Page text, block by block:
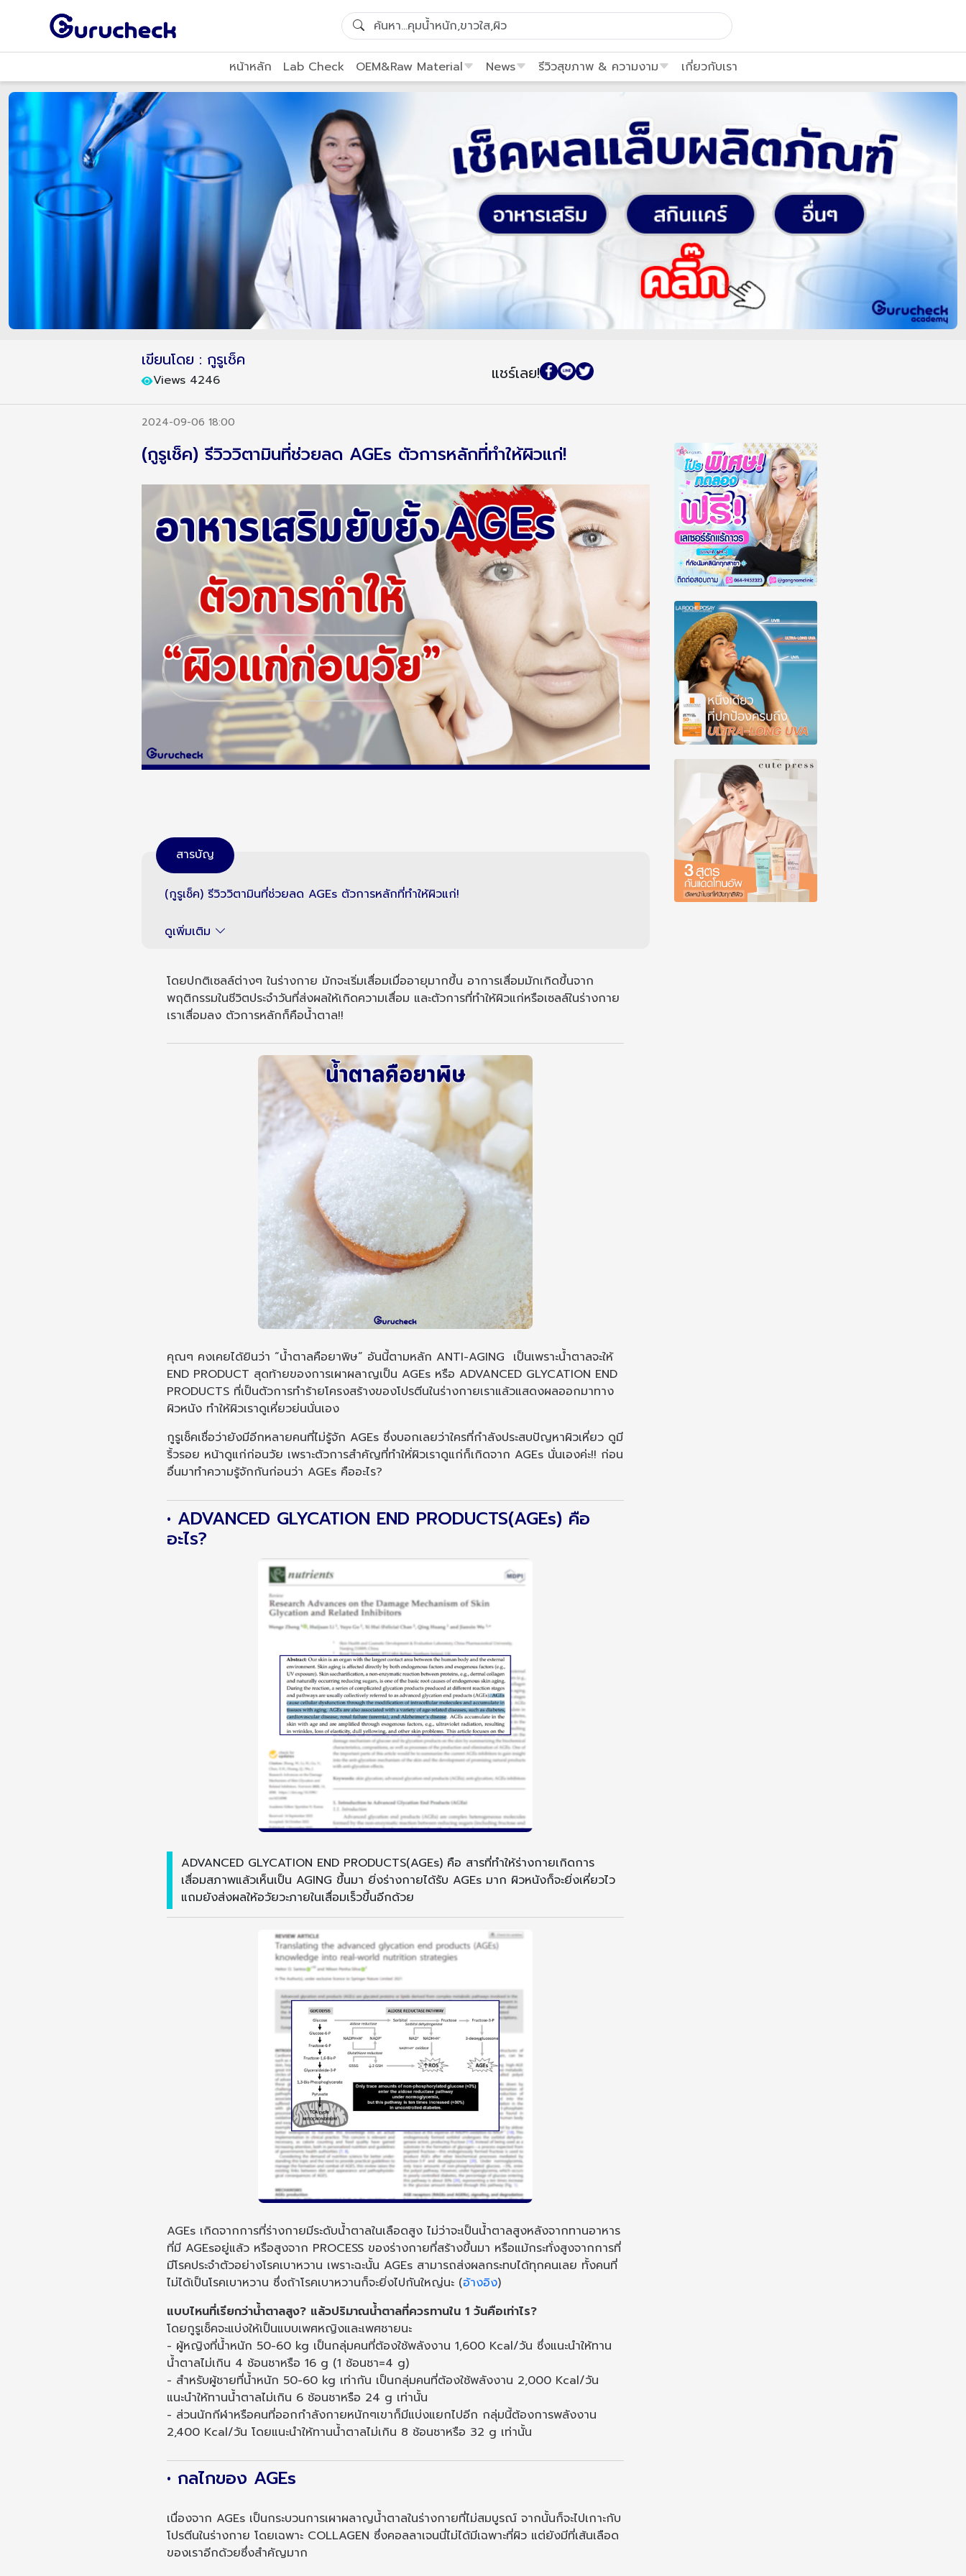
หน้าหลัก Lab Check OEM&Raw Material News รีวิวสุขภาพ & ความงาม เกี่ยวกับเรา
เขียนโดย : กูรูเช็ค
Views 4246 แชร์เลย!
2024-09-06 18:00
(กูรูเช็ค) รีวิววิตามินที่ช่วยลด AGEs ตัวการหลักที่ทำให้ผิวแก่!
สารบัญ
(กูรูเช็ค) รีวิววิตามินที่ช่วยลด AGEs ตัวการหลักที่ทำให้ผิวแก่!
ดูเพิ่มเติม
โดยปกติเซลล์ต่างๆ ในร่างกาย มักจะเริ่มเสื่อมเมื่ออายุมากขึ้น อาการเสื่อมมักเกิดขึ้นจาก
พฤติกรรมในชีวิตประจำวันที่ส่งผลให้เกิดความเสื่อม และตัวการที่ทำให้ผิวแก่หรือเซลล์ในร่างกาย
เราเสื่อมลง ตัวการหลักก็คือน้ำตาล!!
คุณๆ คงเคยได้ยินว่า “น้ำตาลคือยาพิษ” อันนี้ตามหลัก ANTI-AGING เป็นเพราะน้ำตาลจะให้
END PRODUCT สุดท้ายของการเผาผลาญเป็น AGEs หรือ ADVANCED GLYCATION END
PRODUCTS ที่เป็นตัวการทำร้ายโครงสร้างของโปรตีนในร่างกายเราแล้วแสดงผลออกมาทาง
ผิวหนัง ทำให้ผิวเราดูเหี่ยวย่นนั่นเอง
กูรูเช็คเชื่อว่ายังมีอีกหลายคนที่ไม่รู้จัก AGEs ซึ่งบอกเลยว่าใครที่กำลังประสบปัญหาผิวเหี่ยว ดูมี
ริ้วรอย หน้าดูแก่ก่อนวัย เพราะตัวการสำคัญที่ทำให้่ผิวเราดูแก่ก็เกิดจาก AGEs นั่นเองค่ะ!! ก่อน
อื่นมาทำความรู้จักกันก่อนว่า AGEs คืออะไร?
• ADVANCED GLYCATION END PRODUCTS(AGEs) คือ
อะไร?
ADVANCED GLYCATION END PRODUCTS(AGEs) คือ สารที่ทำให้ร่างกายเกิดการ
เสื่อมสภาพแล้วเห็นเป็น AGING ขึ้นมา ยิ่งร่างกายได้รับ AGEs มาก ผิวหนังก็จะยิ่งเหี่ยวไว
แถมยังส่งผลให้อวัยวะภายในเสื่อมเร็วขึ้นอีกด้วย
AGEs เกิดจากการที่ร่างกายมีระดับน้ำตาลในเลือดสูง ไม่ว่าจะเป็นน้ำตาลสูงหลังจากทานอาหาร
ที่มี AGEsอยู่แล้ว หรือสูงจาก PROCESS ของร่างกายที่สร้างขึ้นมา หรือแม้กระทั่งสูงจากการที่
มีโรคประจำตัวอย่างโรคเบาหวาน เพราะฉะนั้น AGEs สามารถส่งผลกระทบได้ทุกคนเลย ทั้งคนที่
ไม่ได้เป็นโรคเบาหวาน ซึ่งถ้าโรคเบาหวานก็จะยิ่งไปกันใหญ่นะ (อ้างอิง)
แบบไหนที่เรียกว่าน้ำตาลสูง? แล้วปริมาณน้ำตาลที่ควรทานใน 1 วันคือเท่าไร?
โดยกูรูเช็คจะแบ่งให้เป็นแบบเพศหญิงและเพศชายนะ
- ผู้หญิงที่น้ำหนัก 50-60 kg เป็นกลุ่มคนที่ต้องใช้พลังงาน 1,600 Kcal/วัน ซึ่งแนะนำให้ทาน
น้ำตาลไม่เกิน 4 ช้อนชาหรือ 16 g (1 ช้อนชา=4 g)
- สำหรับผู้ชายที่น้ำหนัก 50-60 kg เท่ากัน เป็นกลุ่มคนที่ต้องใช้พลังงาน 2,000 Kcal/วัน
แนะนำให้ทานน้ำตาลไม่เกิน 6 ช้อนชาหรือ 24 g เท่านั้น
- ส่วนนักกีฬาหรือคนที่ออกกำลังกายหนักๆเขาก็มีแบ่งแยกไปอีก กลุ่มนี้ต้องการพลังงาน
2,400 Kcal/วัน โดยแนะนำให้ทานน้ำตาลไม่เกิน 8 ช้อนชาหรือ 32 g เท่านั้น
• กลไกของ AGEs
เนื่องจาก AGEs เป็นกระบวนการเผาผลาญน้ำตาลในร่างกายที่ไม่สมบูรณ์ จากนั้นก็จะไปเกาะกับ
โปรตีนในร่างกาย โดยเฉพาะ COLLAGEN ซึ่งคอลลาเจนนี่ไม่ได้มีเฉพาะที่ผิว แต่ยังมีที่เส้นเลือด
ของเราอีกด้วยซึ่งสำคัญมาก